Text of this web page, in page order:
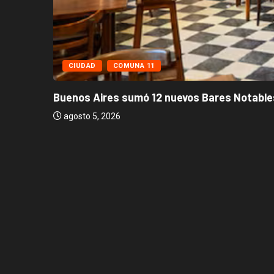
CIUDAD COMUNA 11
Buenos Aires sumó 12 nuevos Bares
agosto 5, 2026